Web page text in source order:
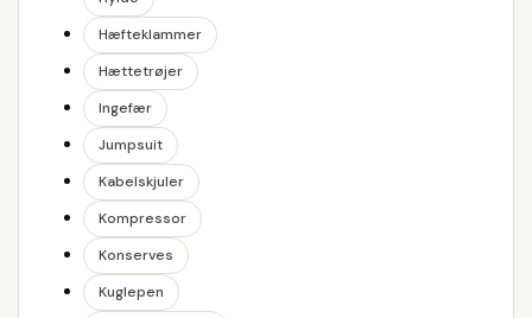
Hæfteklammer
Hættetrøjer
Ingefær
Jumpsuit
Kabelskjuler
Kompressor
Konserves
Kuglepen